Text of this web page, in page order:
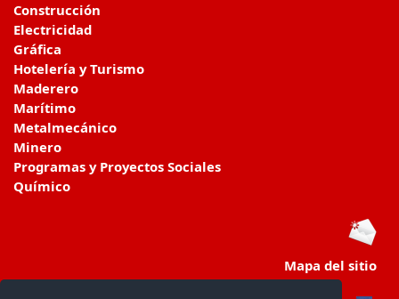
Construcción
Electricidad
Gráfica
Hotelería y Turismo
Maderero
Marítimo
Metalmecánico
Minero
Programas y Proyectos Sociales
Químico
Mapa del sitio